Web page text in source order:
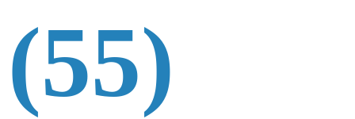
(55)